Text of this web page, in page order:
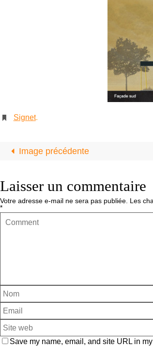
Signet.
Image précédente
Laisser un commentaire
Votre adresse e-mail ne sera pas publiée. Les
*
Save my name, email, and site URL in